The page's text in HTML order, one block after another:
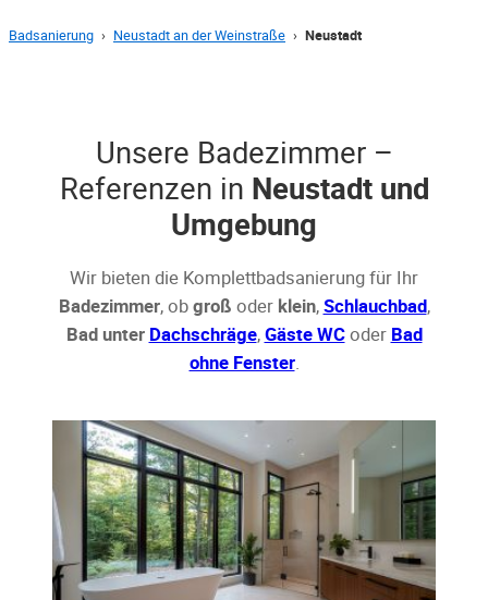
Badsanierung › Neustadt an der Weinstraße › Neustadt
Unsere Badezimmer –
Referenzen in Neustadt und
Umgebung
Wir bieten die Komplettbadsanierung für Ihr
Badezimmer, obgroß oder klein,Schlauchbad,
Bad unter Dachschräge,Gäste WCoder Bad
ohne Fenster.